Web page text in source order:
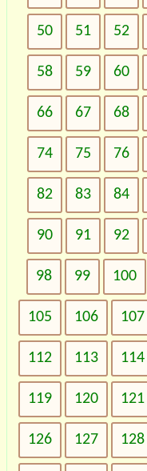
50 51 52
58 59 60
66 67 68
74 75 76
82 83 84
90 91 92
98 99 100
105 106 107
112 113 114
119 120 121
126 127 128